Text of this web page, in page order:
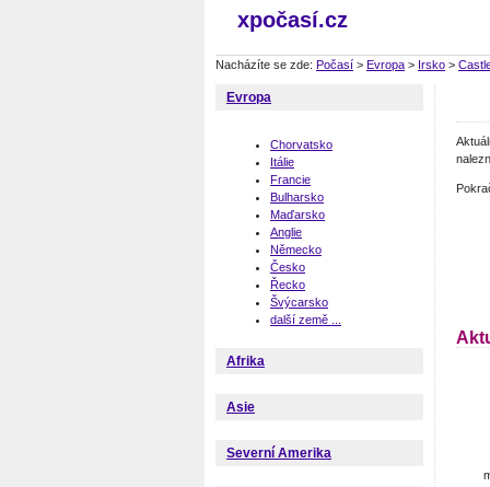
xpočasí.cz
Nacházíte se zde: Počasí > Evropa > Irsko >
Evropa
Chorvatsko
Itálie
Francie
Bulharsko
Maďarsko
Anglie
Německo
Česko
Řecko
Švýcarsko
další země ...
Afrika
Asie
Severní Amerika